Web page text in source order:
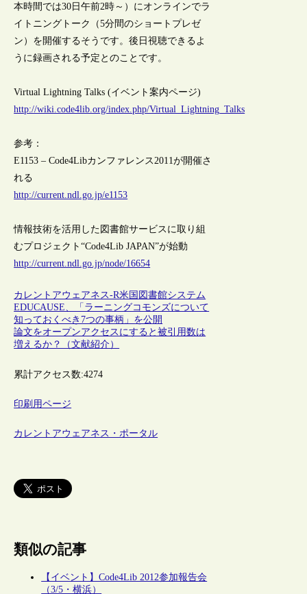
本時間では30日午前2時～）にオンラインでラ
イトニングトーク（5分間のショートプレゼ
ン）を開催するそうです。後日視聴できるよ
うに録画される予定とのことです。
Virtual Lightning Talks (イベント案内ページ)
http://wiki.code4lib.org/index.php/Virtual_Lightning_Talks
参考：
E1153 – Code4Libカンファレンス2011が開催さ
れる
http://current.ndl.go.jp/e1153
情報技術を活用した図書館サービスに取り組
むプロジェクト“Code4Lib JAPAN”が始動
http://current.ndl.go.jp/node/16654
カレントアウェアネス-R米国 図書館システム
EDUCAUSE、「ラーニングコモンズについて
知っておくべき7つの事柄」を公開
論文をオープンアクセスにすると被引用数は
増えるか？（文献紹介）
累計アクセス数:4274
印刷用ページ
カレントアウェアネス・ポータル
類似の記事
【イベント】Code4Lib 2012参加報告会
（3/5・横浜）